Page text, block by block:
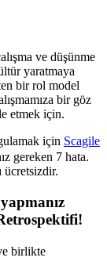
ve düşünme
yaratmaya
bir rol model
bir göz
etmek için.
için Scagile
gereken 7 hata.
ücretsizdir.
!
birlikte